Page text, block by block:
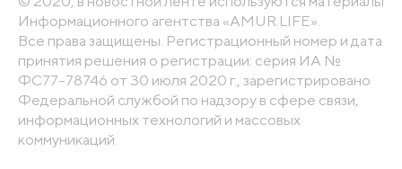
Информационного агентства «AMUR.LIFE».
Все права защищены. Регистрационный номер и дата
принятия решения о регистрации: серия ИА №
ФС77-78746 от 30 июля 2020 г., зарегистрировано
Федеральной службой по надзору в сфере связи,
информационных технологий и массовых
коммуникаций